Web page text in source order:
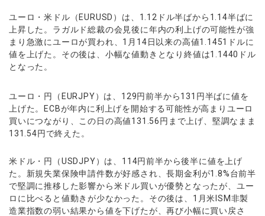
ユーロ・米ドル（EURUSD）は、1.12ドル半ばから1.14半ばに
上昇した。ラガルド総裁の会見後に年内の利上げの可能性が強
まり急激にユーロが買われ、1月14日以来の高値1.1451ドルに
値を上げた。その後は、小幅な値動きとなり終値は1.1440ドル
となった。
ユーロ・円（EURJPY）は、129円前半から131円半ばに値を
上げた。ECBが年内に利上げを開始する可能性が高まりユーロ
買いにつながり、この日の高値131.56円まで上げ、堅調なまま
131.54円で終えた。
米ドル・円（USDJPY）は、114円前半から後半に値を上げ
た。新規失業保険申請件数が好感され、長期金利が1.8%台前半
で堅調に推移した影響から米ドル買いが優勢となったが、ユー
ロに比べると値動きが少なかった。その後は、1月米ISM非製
造業指数の弱い結果から値を下げたが、再び小幅に買い戻さ